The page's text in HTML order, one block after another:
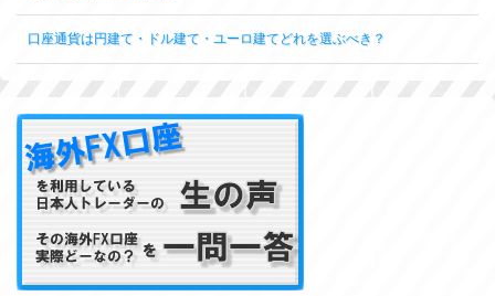
口座通貨は円建て・ドル建て・ユーロ建てどれを選ぶべき？